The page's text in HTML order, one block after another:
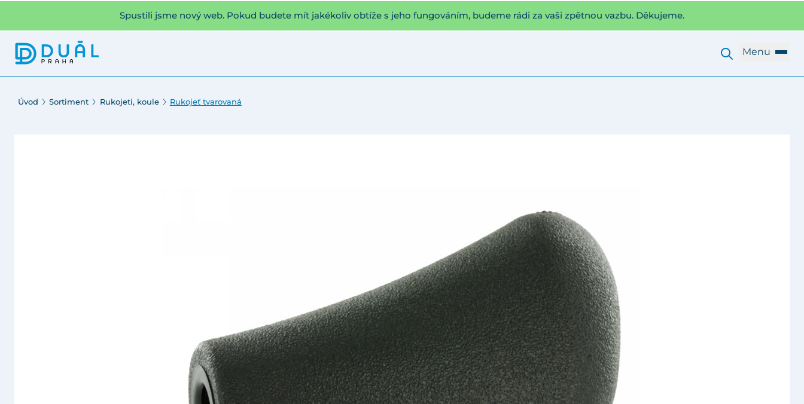
Spustili jsme nový web. Pokud budete mít jakékoliv obtíže s jeho fungováním, budeme rádi za vaši zpětnou vazbu. Děkujeme.
Menu
Úvod Sortiment Rukojeti, koule Rukojeť tvarovaná